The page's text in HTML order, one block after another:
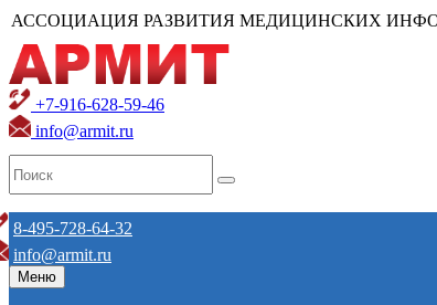
АССОЦИАЦИЯ РАЗВИТИЯ МЕДИЦИНСКИХ
+7-916-628-59-46
info@armit.ru
8-495-728-64-32
info@armit.ru
Меню